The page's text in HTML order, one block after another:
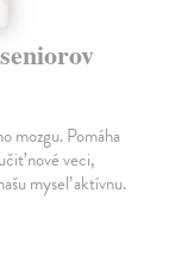
mozgu. Pomáha
nové veci,
myseľ aktívnu.